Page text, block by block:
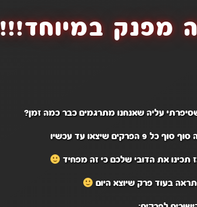
מפנק במיוחד!!!
עליה שאנחנו מתרגמים כבר כמה זמן?
שיצאו עד עכשיו
תכינו את הדובי שלכם כי זה מפחיד
בעוד פרק שיוצא היום